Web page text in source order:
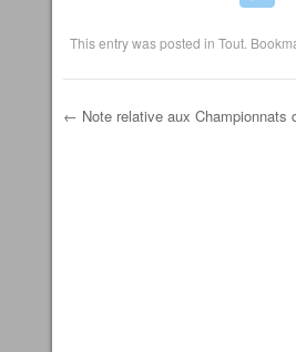
This entry was posted in Tout.
← Note relative aux Championnats